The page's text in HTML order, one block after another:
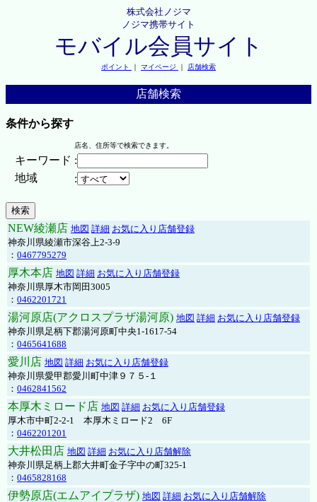
株式会社ノジマ
ノジマ携帯サイト
モバイル会員サイト
ポイント ｜ マイページ ｜ 店舗検索
店舗検索
条件から探す
店名、住所等で検索できます。
キーワード :
地域
:
NEW綾瀬店 地図 詳細 お気に入り店舗登録
神奈川県綾瀬市深谷上2-3-9
： 0467795279
厚木本店 地図 詳細 お気に入り店舗登録
神奈川県厚木市岡田3005
： 0462201721
湯河原店(アクロスプラザ湯河原) 地図 詳細 お気に入り店舗登録
神奈川県足柄下郡湯河原町中央1-1617-54
： 0465641688
愛川店 地図 詳細 お気に入り店舗登録
神奈川県愛甲郡愛川町中津９７５-１
： 0462841562
本厚木ミロード店 地図 詳細 お気に入り店舗登録
厚木市中町2-2-1 本厚木ミロード2 6F
： 0462201201
大井松田店 地図 詳細 お気に入り店舗解除
神奈川県足柄上郡大井町金子字中の町325-1
： 0465828168
伊勢原店(エムアイプラザ) 地図 詳細 お気に入り店舗解除